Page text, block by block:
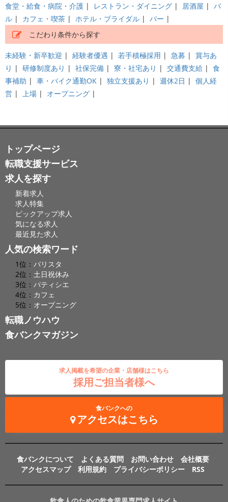
食堂・給食・病院・介護 | レストラン・ダイニング | 居酒屋 | バ
ル | カフェ・喫茶 | ホテル・ブライダル | バー |
こだわり条件から探す
未経験・新卒歓迎 | 経験者優遇 | 若手積極採用 | 急募 | 賞与あ
り | 研修制度あり | 社保完備 | 寮・社宅あり | 交通費支給 | 食
事補助 | 車・バイク通勤OK | 独立支援あり | 週休2日 | 個人経
営 | 上場 | オープニング |
トップページ
転職支援サービス
求人を探す
新着求人
求人特集
ピックアップ求人
気になる求人
最近見た求人
人気の検索ワード
1位： バリスタ
2位： 土日祝休み
3位： パティシエ
4位： カフェ
5位： オープニング
転職ノウハウ
食バンクマガジン
求人掲載を希望の企業・店舗様はこちら
採用ご担当者様へ
食バンクへの
アクセスはこちら
食バンクについて よくある質問 お問い合わせ
会社概要
アクセスマップ
利用規約 プライバシーポリシー RSS